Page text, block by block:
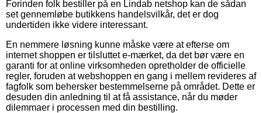
Forinden folk bestiller på en Lindab netshop kan de sådan
set gennemløbe butikkens handelsvilkår, det er dog
undertiden ikke videre interessant.
En nemmere løsning kunne måske være at efterse om
internet shoppen er tilsluttet e-mærket, da det bør være en
garanti for at online virksomheden opretholder de officielle
regler, foruden at webshoppen en gang i mellem revideres af
fagfolk som behersker bestemmelserne på området. Dette er
desuden din anledning til at få assistance, når du møder
dilemmaer i processen med din bestilling.